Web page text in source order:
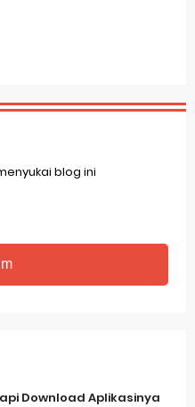
blog ini
Download Aplikasinya